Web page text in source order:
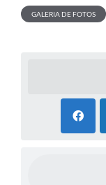
GALERIA DE FOTOS